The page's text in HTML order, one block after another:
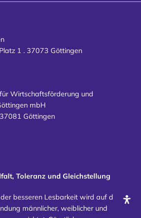
1 . 37073 Göttingen
Wirtschaftsförderung und
mbH
Göttingen
Toleranz und Gleichstellung
besseren Lesbarkeit wird auf die
männlicher, weiblicher und